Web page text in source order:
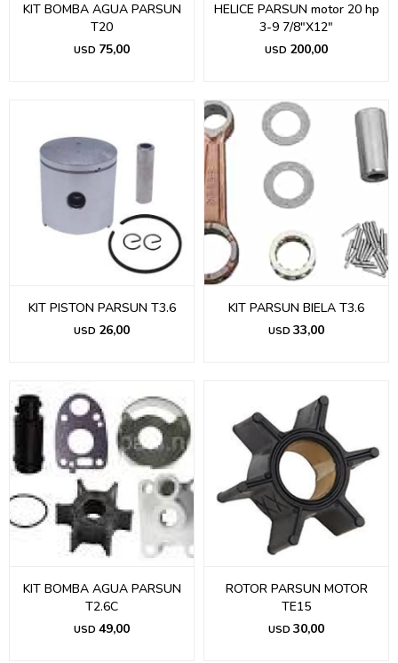
KIT BOMBA AGUA PARSUN
T20
USD 75,00
HELICE PARSUN motor 20 hp
3-9 7/8"X12"
USD 200,00
KIT PISTON PARSUN T3.6
USD 26,00
KIT PARSUN BIELA T3.6
USD 33,00
KIT BOMBA AGUA PARSUN
T2.6C
USD 49,00
ROTOR PARSUN MOTOR
TE15
USD 30,00